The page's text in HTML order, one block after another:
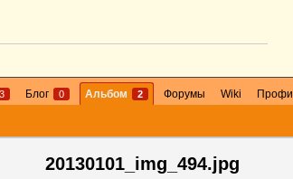
3 Блог 0 Альбом 2 Форумы Wiki
20130101_img_494.jpg